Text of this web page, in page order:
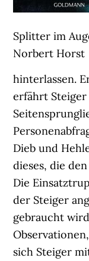
Splitter im
Norbert Horst
hinterlassen.
erfährt
Dieb und
dieses, die
Die
der Steiger
gebraucht
sich Steiger